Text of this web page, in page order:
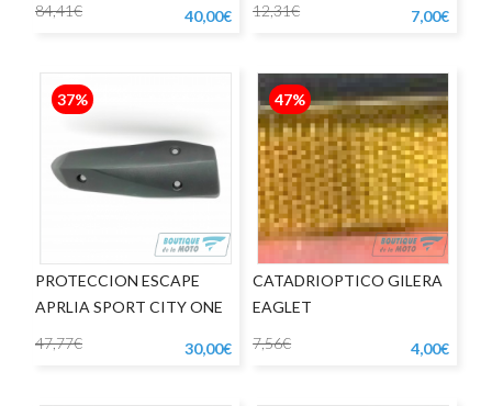
84,41€
40,00€ 12,31€ 7,00€
37%
PROTECCION ESCAPE
APRLIA SPORT CITY ONE
47,77€
30,00€
47%
CATADRIOPTICO GILERA
EAGLET
7,56€
4,00€